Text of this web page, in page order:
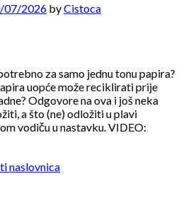
07/2026 byCistoca
za samo jednu tonu papira?
uopće može reciklirati prije
Odgovore na ova i još neka
a što (ne) odložiti u plavi
vodiču u nastavku. VIDEO:
naslovnica